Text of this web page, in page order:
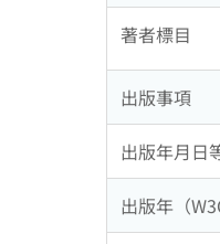
著者標目
出版事項
出版年月日
出版年（